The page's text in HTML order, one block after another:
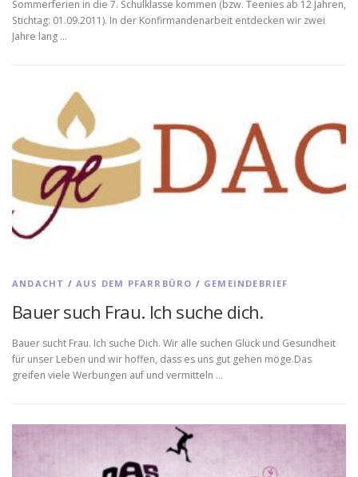
Sommerferien in die 7. Schulklasse kommen (bzw. Teenies ab 12 Jahren,
Stichtag: 01.09.20 11). In der Konfirmandenarbeit entdecken wir zwei
Jahre lang …
ANDACHT /AUS DEM PFARRBÜRO / GEMEINDEBRIEF
Bauer such Frau. Ich suche dich.
Bauer sucht Frau. Ich suche Dich. Wir alle suchen Glück und Gesundheit
für unser Leben und wir hoffen, dass es uns gut gehen möge.Das
greifen viele Werbungen auf und vermitteln …